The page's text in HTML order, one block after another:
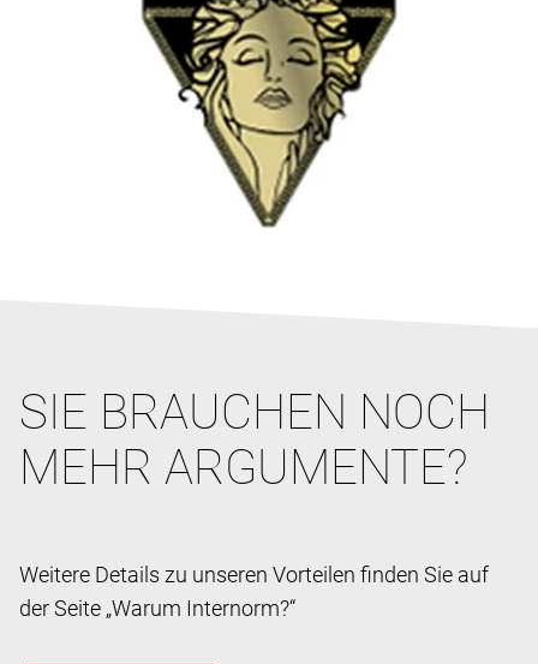
SIE BRAUCHEN NOCH
MEHR ARGUMENTE?
Weitere Details zu unseren Vorteilen finden Sie auf
der Seite „Warum Internorm?“